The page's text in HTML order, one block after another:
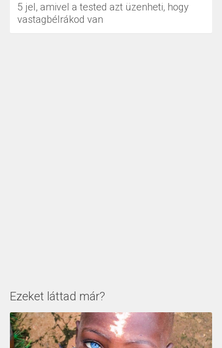
5 jel, amivel a tested azt üzenheti, hogy
vastagbélrákod van
Ezeket láttad már?